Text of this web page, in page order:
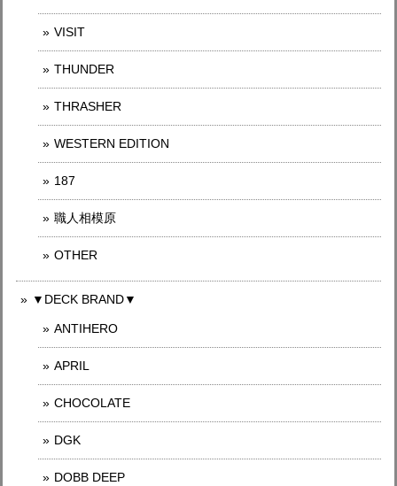
VISIT
THUNDER
THRASHER
WESTERN EDITION
187
職人相模原
OTHER
▼DECK BRAND▼
ANTIHERO
APRIL
CHOCOLATE
DGK
DOBB DEEP